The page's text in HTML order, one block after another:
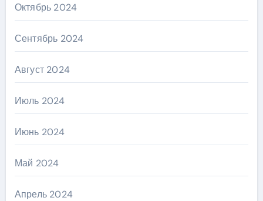
Октябрь 2024
Сентябрь 2024
Август 2024
Июль 2024
Июнь 2024
Май 2024
Апрель 2024